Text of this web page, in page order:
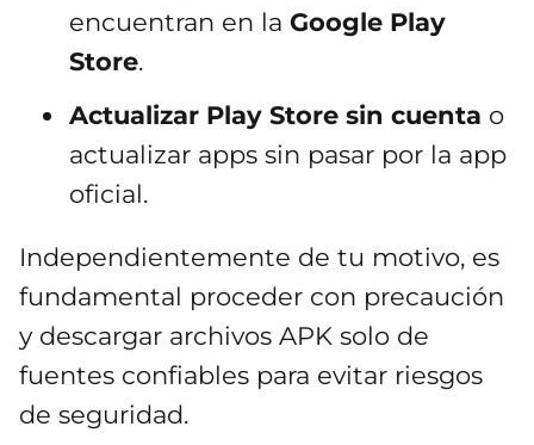
encuentran en la Google Play
Store.
Actualizar Play Store sin cuenta o
actualizar apps sin pasar por la app
oficial.
Independientemente de tu motivo, es
fundamental proceder con precaución
y descargar archivos APK solo de
fuentes confiables para evitar riesgos
de seguridad.